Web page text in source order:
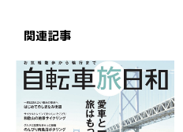
関連記事